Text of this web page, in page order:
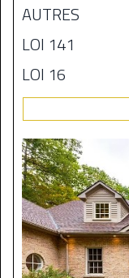
AUTRES
LOI 141
LOI 16